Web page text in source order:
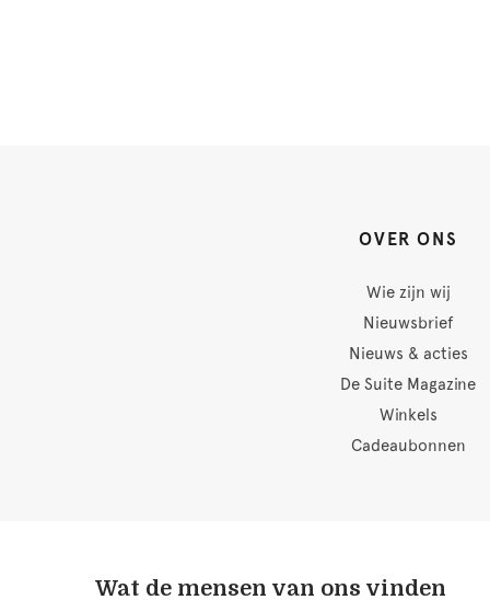
OVER ONS
Wie zijn wij
Nieuwsbrief
Nieuws & acties
De Suite Magazine
Winkels
Cadeaubonnen
Wat de mensen van ons vinden